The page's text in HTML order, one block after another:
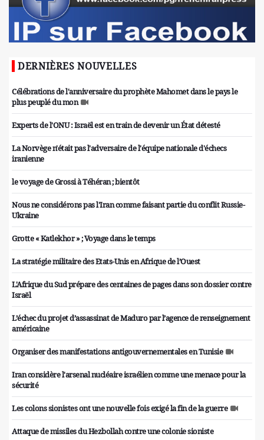
DERNIÈRES NOUVELLES
Célébrations de l'anniversaire du prophète Mahomet dans le pays le
plus peuplé du mon
Experts de l'ONU : Israël est en train de devenir un État détesté
La Norvège n'était pas l'adversaire de l'équipe nationale d'échecs
iranienne
le voyage de Grossi à Téhéran ; bientôt
Nous ne considérons pas l'Iran comme faisant partie du conflit Russie-
Ukraine
Grotte « Katlekhor » ; Voyage dans le temps
La stratégie militaire des Etats-Unis en Afrique de l’Ouest
L'Afrique du Sud prépare des centaines de pages dans son dossier contre
Israël
L’échec du projet d’assassinat de Maduro par l’agence de renseignement
américaine
Organiser des manifestations antigouvernementales en Tunisie
Iran considère l'arsenal nucléaire israélien comme une menace pour la
sécurité
Les colons sionistes ont une nouvelle fois exigé la fin de la guerre
Attaque de missiles du Hezbollah contre une colonie sioniste